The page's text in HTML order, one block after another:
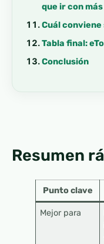
que ir con
Cuál
Tabla final:
Conclusión
Resumen
Punto clave
Mejor para